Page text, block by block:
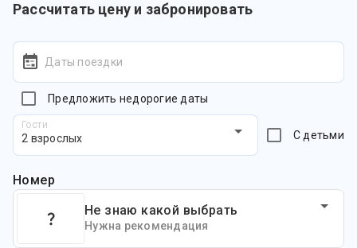
Рассчитать цену и забронировать
Даты поездки
Предложить недорогие даты
Гости
2 взрослых С детьми
Номер
Не знаю какой выбрать
Нужна рекомендация